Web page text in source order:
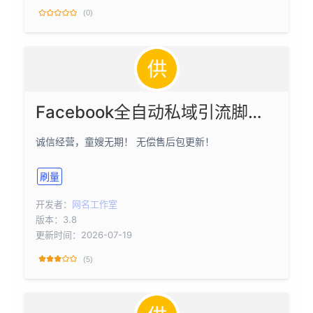
(0)
Facebook全自动私域引流脚本3.8版【矩阵引流/截流】
诚信经营，童嫂无期！ 无偿售后包更新！
刷量
开发者： 网名工作室
版本：3.8
更新时间：2026-07-19
(5)